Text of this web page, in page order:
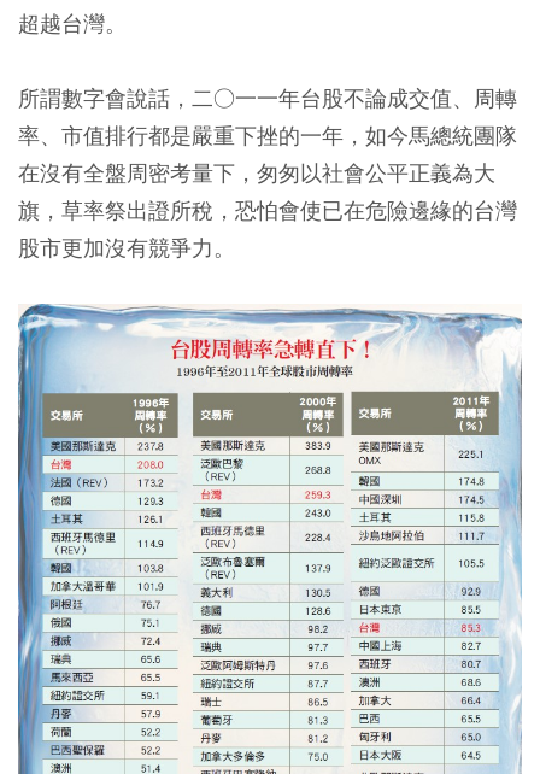
超越台灣。
所謂數字會說話，二○一一年台股不論成交值、周轉
率、市值排行都是嚴重下挫的一年，如今馬總統團隊
在沒有全盤周密考量下，匆匆以社會公平正義為大
旗，草率祭出證所稅，恐怕會使已在危險邊緣的台灣
股市更加沒有競爭力。